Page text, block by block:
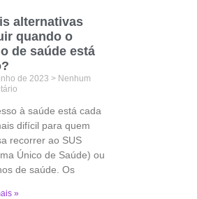
alternativas
quando o
de saúde está
de 2023
Nenhum
à saúde está cada
difícil para quem
recorrer ao SUS
Único de Saúde) ou
de saúde. Os
»